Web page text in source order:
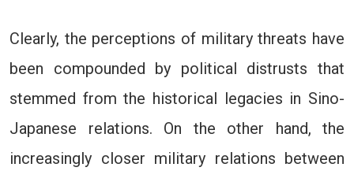
Clearly, the perceptions of military threats have
been compounded by political distrusts that
stemmed from the historical legacies in Sino-
Japanese relations. On the other hand, the
increasingly closer military relations between